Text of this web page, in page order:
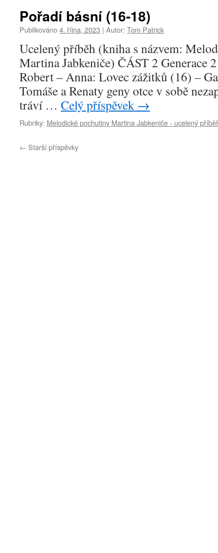
Pořadí básní (16-18)
Publikováno4. října, 2023 | Autor: Tom Patrick
Ucelený příběh (kniha s názvem:
Martina Jabkeniče) ČÁST 2 Generace
Robert – Anna: Lovec zážitků (16) –
Tomáše a Renaty geny otce v sobě
tráví … Celý příspěvek →
Rubriky: Melodické pochutiny Martina Jabkeniče - ucelený
← Starší příspěvky